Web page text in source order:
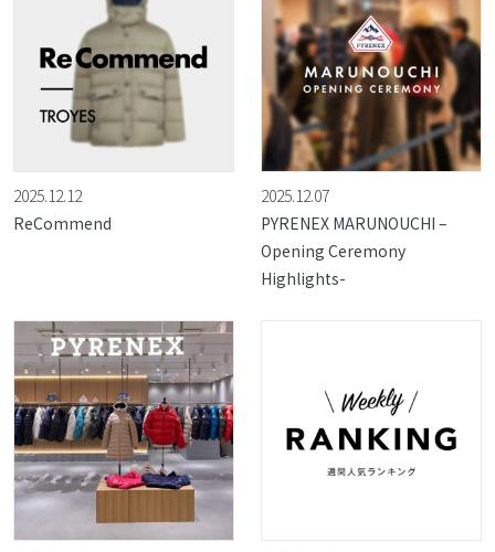
2025.12.12
ReCommend
2025.12.07
PYRENEX MARUNOUCHI –
Opening Ceremony
Highlights-